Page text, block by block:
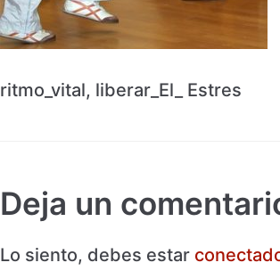
ritmo_vital, liberar_El_ Estres
Deja un
Lo siento, debes estar